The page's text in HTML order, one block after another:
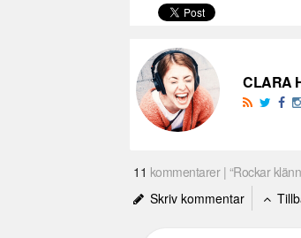
CLARA
11 kommentarer | “Rockar
Skriv kommentar